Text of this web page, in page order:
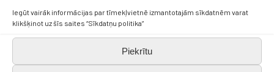
Iegūt vairāk informācijas par tīmekļvietnē izmantotajām sīkdatnēm varat
klikšķinot uz šīs saites “Sīkdatņu politika”
Piekrītu